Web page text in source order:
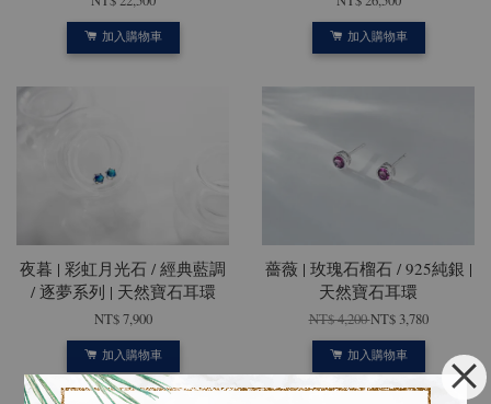
加入購物車 加入購物車
夜暮 | 彩虹月光石 / 經典藍調
/ 逐夢系列 | 天然寶石耳環
NT$ 7,900
加入購物車
薔薇 | 玫瑰石榴石 / 925純銀 |
天然寶石耳環
NT$ 4,200NT$ 3,780
加入購物車